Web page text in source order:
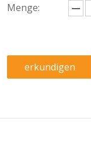
Menge:
erkundigen